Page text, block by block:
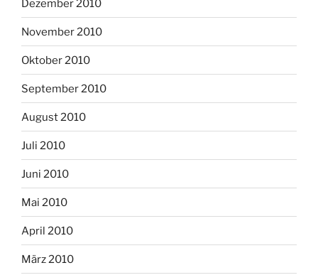
Dezember 2010
November 2010
Oktober 2010
September 2010
August 2010
Juli 2010
Juni 2010
Mai 2010
April 2010
März 2010